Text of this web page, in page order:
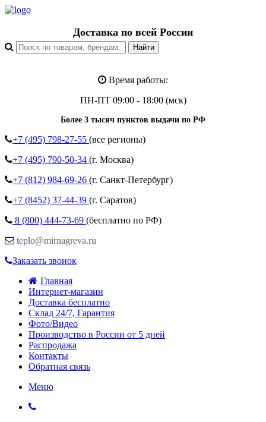
Доставка по всей России
Время работы:
ПН-ПТ 09:00 - 18:00 (мск)
Более 3 тысяч пунктов выдачи по РФ
+7 (495) 798-27-55 (все регионы)
+7 (495) 790-50-34 (г. Москва)
+7 (812) 984-69-26 (г. Санкт-Петербург)
+7 (8452) 37-44-39 (г. Саратов)
8 (800) 444-73-69 (бесплатно по РФ)
teplo@mirnagreva.ru
Заказать звонок
Главная
Интернет-магазин
Доставка бесплатно
Склад 24/7, Гарантия
Фото/Видео
Производство в России от 5 дней
Распродажа
Контакты
Обратная связь
Меню